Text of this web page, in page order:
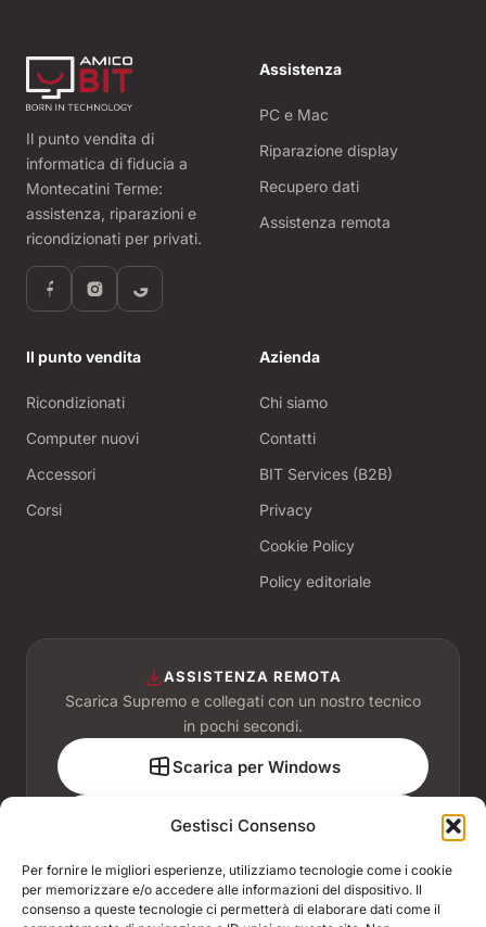
Gestisci Consenso
Per fornire le migliori esperienze, utilizziamo tecnologie come i cookie
per memorizzare e/o accedere alle informazioni del dispositivo. Il
consenso a queste tecnologie ci permetterà di elaborare dati come il
Il punto vendita di
informatica di fiducia a
Montecatini Terme:
assistenza, riparazioni e
ricondizionati per privati.
Assistenza
PC e Mac
Riparazione display
Recupero dati
Assistenza remota
Il punto vendita
Ricondizionati
Computer nuovi
Accessori
Corsi
Azienda
Chi siamo
Contatti
BIT Services (B2B)
Privacy
Cookie Policy
Policy editoriale
ASSISTENZA REMOTA
Scarica Supremo e collegati con un nostro tecnico
in pochi secondi.
Scarica per Windows
Scarica per macOS